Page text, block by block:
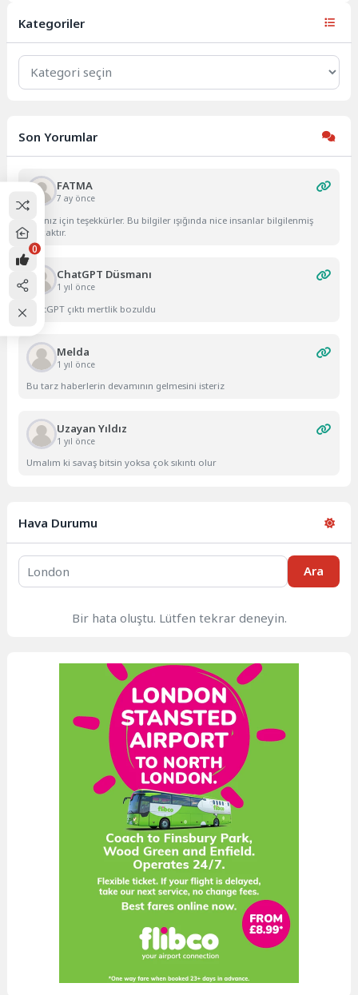
Kategoriler
Kategoriler
Son Yorumlar
FATMA
7 ay önce
Yazınız için teşekkürler. Bu bilgiler ışığında nice insanlar bilgilenmiş
olacaktır.
ChatGPT Düsmanı
1 yıl önce
ChatGPT çıktı mertlik bozuldu
Melda
1 yıl önce
Bu tarz haberlerin devamının gelmesini isteriz
Uzayan Yıldız
1 yıl önce
Umalım ki savaş bitsin yoksa çok sıkıntı olur
Hava Durumu
Ara
Bir hata oluştu. Lütfen tekrar deneyin.
0